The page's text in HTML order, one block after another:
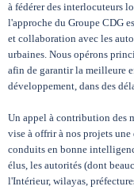
à fédérer des interlocuteurs
l'approche du Groupe CDG
et collaboration avec les
urbaines. Nous opérons
afin de garantir la meilleure
développement, dans des
Un appel à contribution des
vise à offrir à nos projets
conduits en bonne
élus, les autorités (dont
l'Intérieur, wilayas,